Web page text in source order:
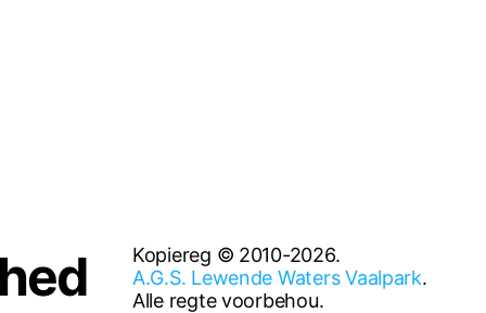
Kopiereg © 2010-2026.
A.G.S. Lewende Waters Vaalpark.
Alle regte voorbehou.